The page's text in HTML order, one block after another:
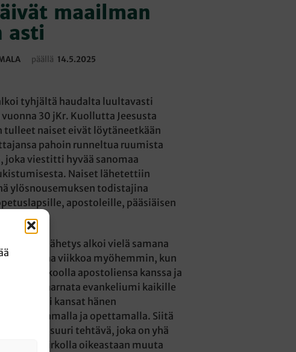
maailman
asti
päällä 14.5.2025
tyhjältä haudalta luultavasti
30 jKr. Kuollutta Jeesusta
tulleet naiset eivät löytäneetkään
pahoin runneltua ruumista
joka viestitti hyvää sanomaa
Naiset lähetettiin
ylösnousemuksen todistajina
apostoleille, pääsiäisen
maailmanlähetys alkoi vielä samana
muutamaa viikkoa myöhemmin, kun
Jeesus oli koolla apostoliensa kanssa ja
saarnata evankeliumi kaikille
kaikki kansat hänen
kastamalla ja opettamalla. Siitä
kirkon suuri tehtävä, joka on yhä
Eikä kirkolla oikeastaan muuta